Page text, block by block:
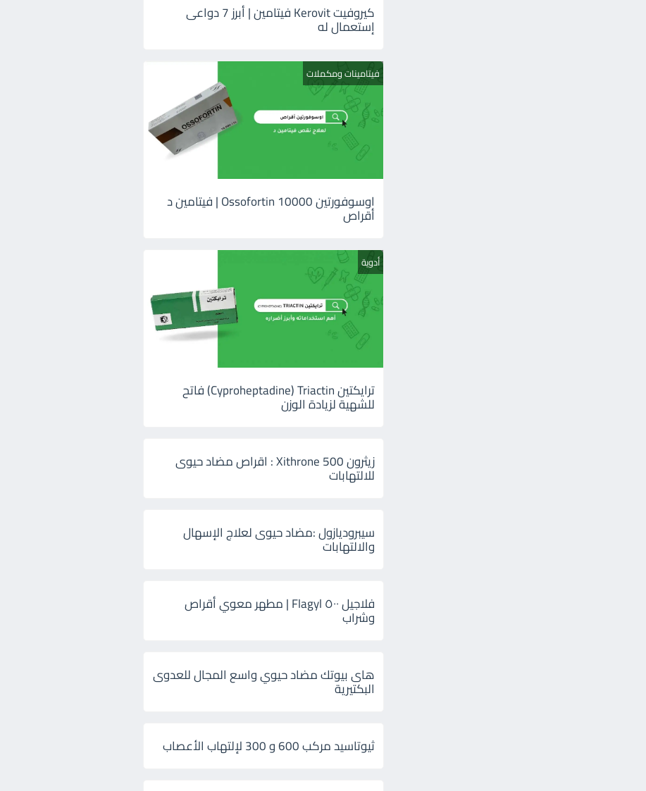
كيروفيت Kerovit فيتامين | أبرز 7 دواعى
إستعمال له
فيتامينات ومكملات
اوسوفورتين 10000 Ossofortin | فيتامين د
أقراص
أدوية
ترايكتين Cyproheptadine) Triactin) فاتح
للشهية لزيادة الوزن
زيثرون 500 Xithrone : اقراص مضاد حيوى
للالتهابات
سيبروديازول :مضاد حيوى لعلاج الإسهال
والالتهابات
فلاجيل ٥٠٠ Flagyl | مطهر معوي أقراص
وشراب
هاى بيوتك مضاد حيوي واسع المجال للعدوى
البكتيرية
ثيوتاسيد مركب 600 و 300 لإلتهاب الأعصاب